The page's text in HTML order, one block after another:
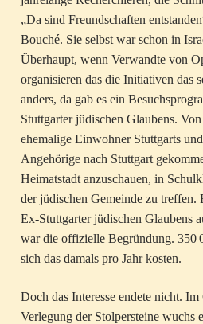
„Da sind Freundschaften
Bouché. Sie selbst war schon in
Überhaupt, wenn Verwandte von
organisieren das die Initiativen das
anders, da gab es ein
Stuttgarter jüdischen Glaubens.
ehemalige Einwohner Stuttgarts
Angehörige nach Stuttgart
Heimatstadt anzuschauen, in
der jüdischen Gemeinde zu treffen.
Ex-Stuttgarter jüdischen Glaubens
war die offizielle Begründung. 350
sich das damals pro Jahr kosten.
Doch das Interesse endete nicht.
Verlegung der Stolpersteine wuchs